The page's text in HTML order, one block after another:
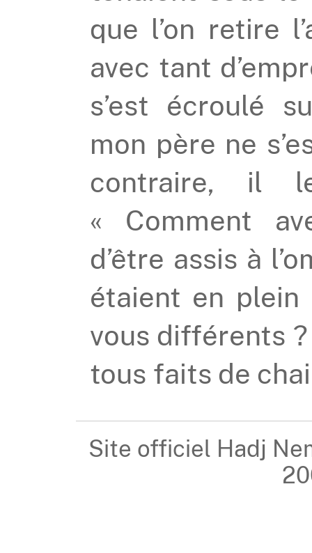
que l’on retire
avec tant
s’est écroulé
mon père ne
contraire, il
« Comment
d’être assis à
étaient en plein
vous différents
tous faits de
Site officiel Hadj